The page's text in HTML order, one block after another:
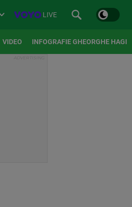
LIVE
VIDEO INFOGRAFIE GHEORGHE HAGI